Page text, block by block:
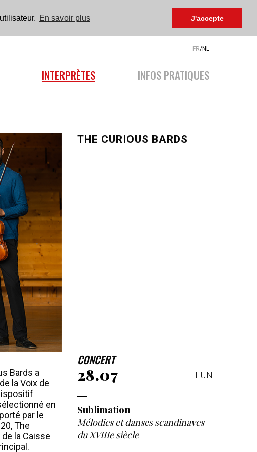
En savoir plus J'accepte
FR/NL
INTERPRÈTES INFOS PRATIQUES
THE CURIOUS BARDS
Bards a
la Voix de
en
par le
The
la Caisse
CONCERT
28.07 LUN
Sublimation
Mélodies et danses scandinaves
du XVIIIe siècle